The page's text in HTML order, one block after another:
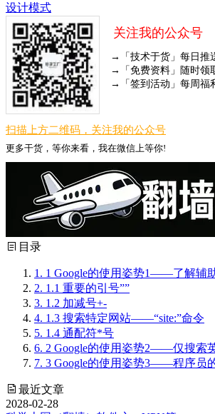
设计模式
关注我的公众号
→「技术于货」每日推
→「免费资料」随时领
→「签到活动」每周福
扫描上方二维码，关注我的公众号
更多干货，等你来看，我在微信上等你!
目录
1. 1 Google的使用姿势1——了解辅
2. 1.1 重要的引号””
3. 1.2 加减号+-
4. 1.3 搜索特定网站——“site:”命令
5. 1.4 通配符*号
6. 2 Google的使用姿势2——仅搜索
7. 3 Google的使用姿势3——程序员
最近文章
2028-02-28